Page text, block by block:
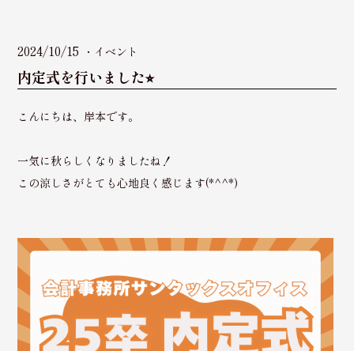
2024/10/15 イベント
内定式を行いました⭐︎
こんにちは、岸本です。
一気に秋らしくなりましたね！
この涼しさがとても心地良く感じます(*^^*)